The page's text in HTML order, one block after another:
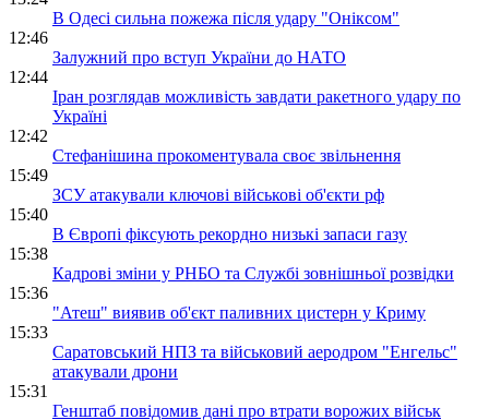
В Одесі сильна пожежа після удару "Оніксом"
12:46
Залужний про вступ України до НАТО
12:44
Іран розглядав можливість завдати ракетного удару по
Україні
12:42
Стефанішина прокоментувала своє звільнення
15:49
ЗСУ атакували ключові військові об'єкти рф
15:40
В Європі фіксують рекордно низькі запаси газу
15:38
Кадрові зміни у РНБО та Службі зовнішньої розвідки
15:36
"Атеш" виявив об'єкт паливних цистерн у Криму
15:33
Саратовський НПЗ та військовий аеродром "Енгельс"
атакували дрони
15:31
Генштаб повідомив дані про втрати ворожих військ